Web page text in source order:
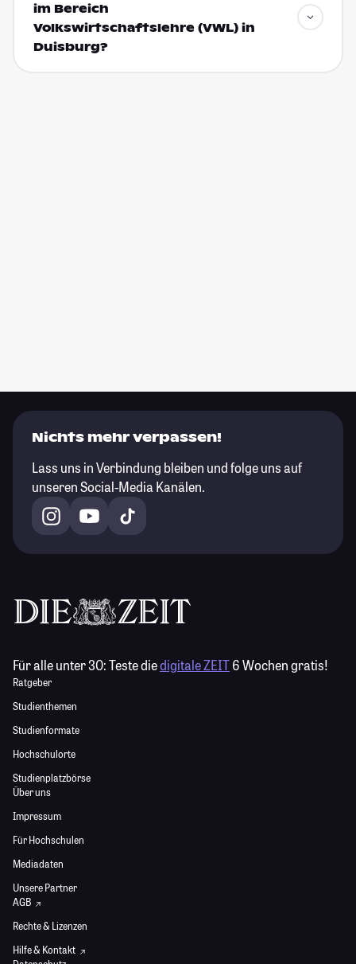
im Bereich
Volkswirtschaftslehre (VWL) in
Duisburg?
Nichts mehr verpassen!
Lass uns in Verbindung bleiben und folge uns auf
unseren Social-Media Kanälen.
Für alle unter 30:Teste diedigitale ZEIT6 Wochen gratis!
Ratgeber
Studienthemen
Studienformate
Hochschulorte
Studienplatzbörse
Über uns
Impressum
Für Hochschulen
Mediadaten
Unsere Partner
AGB
Rechte & Lizenzen
Hilfe & Kontakt